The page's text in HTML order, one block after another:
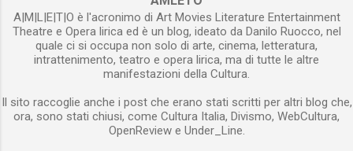
dare corpo alle emozioni . ...
consistente di scienziati di varie discipline ha
tentato di decifrare una lettera proveniente da
una progreditissima civiltà galattica. Il segnale
alieno è stato captato per puro caso e, ancora
conteneva in sé un messaggio. L’io narrante
dichiara fin dall’inizio che i tentativi di
A|M|L|E|T|O è l'acronimo di Art Movies Literature Entertainment
Theatre e Opera lirica ed è un blog, ideato da Danilo Ruocco, nel
quale ci si occupa non solo di arte, cinema, letteratura,
intrattenimento, teatro e opera lirica, ma di tutte le altre
manifestazioni della Cultura.
Il sito raccoglie anche i post che erano stati scritti per altri blog che,
ora, sono stati chiusi, come Cultura Italia, Divismo, WebCultura,
OpenReview e Under_Line.